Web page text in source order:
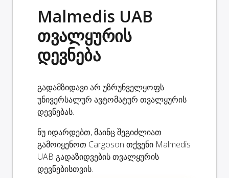
Malmedis UAB
თვალყურის
დევნება
გადამზიდავი არ უზრუნველყოფს
უნივერსალურ ავტომატურ თვალყურის
დევნებას.
ნუ იდარდებთ, მაინც შეგიძლიათ
გამოიყენოთ Cargoson თქვენი Malmedis
UAB გადაზიდვების თვალყურის
დევნებისთვის.